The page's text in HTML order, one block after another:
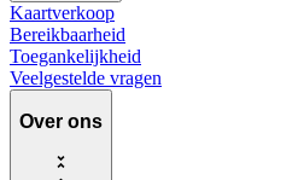
Kaartverkoop
Bereikbaarheid
Toegankelijkheid
Veelgestelde vragen
Over ons